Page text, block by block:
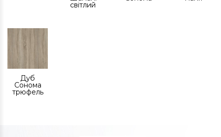
світлий
Дуб
Сонома
трюфель